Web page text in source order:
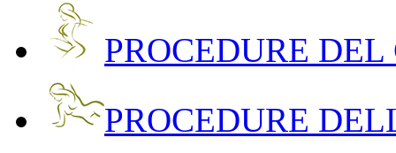
PROCEDURE DEL
PROCEDURE